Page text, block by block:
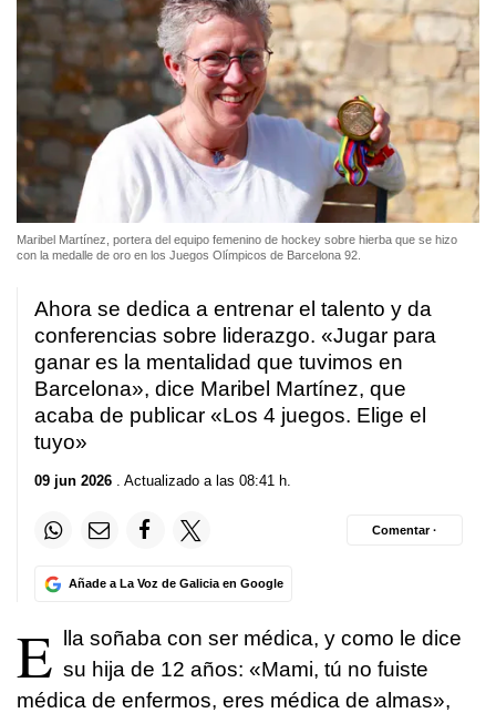
Maribel Martínez, portera del equipo femenino de hockey sobre hierba que se hizo
con la medalle de oro en los Juegos Olímpicos de Barcelona 92.
Ahora se dedica a entrenar el talento y da
conferencias sobre liderazgo. «Jugar para
ganar es la mentalidad que tuvimos en
Barcelona», dice Maribel Martínez, que
acaba de publicar «Los 4 juegos. Elige el
tuyo»
09 jun 2026 . Actualizado a las 08:41 h.
Añade a La Voz de Galicia en Google
Comentar ·
E
lla soñaba con ser médica, y como le dice
su hija de 12 años: «Mami, tú no fuiste
médica de enfermos, eres médica de almas»,